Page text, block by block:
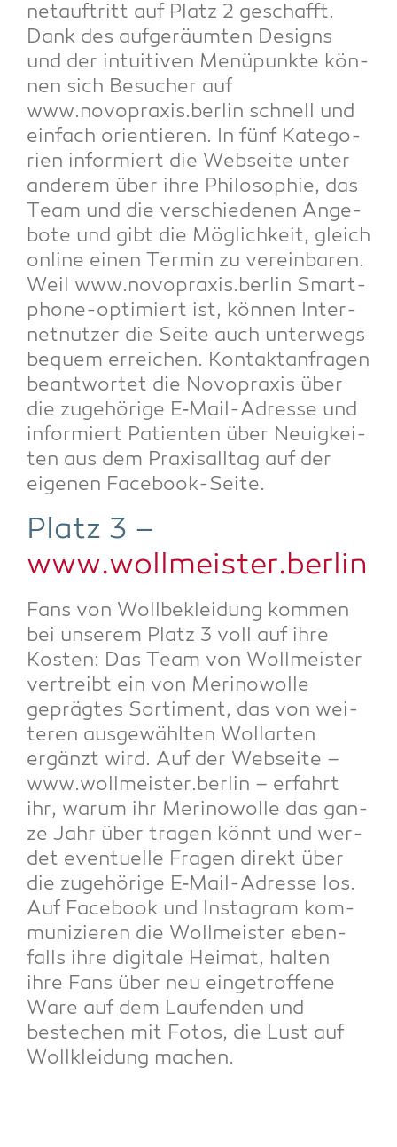
net­auf­tritt auf Platz 2 geschafft.
Dank des auf­ge­räum­ten Designs
und der intui­ti­ven Menü­punk­te kön­
nen sich Besu­cher auf
www.novopraxis.berlin schnell und
ein­fach ori­en­tie­ren. In fünf Kate­go­
rien infor­miert die Web­sei­te unter
ande­rem über ihre Phi­lo­so­phie, das
Team und die ver­schie­de­nen Ange­
bo­te und gibt die Mög­lich­keit, gleich
online einen Ter­min zu ver­ein­ba­ren.
Weil www.novopraxis.berlin Smart­
phone-opti­miert ist, kön­nen Inter­
net­nut­zer die Sei­te auch unter­wegs
bequem errei­chen. Kon­takt­an­fra­gen
beant­wor­tet die Novo­pra­xis über
die zuge­hö­ri­ge E‑Mail-Adres­se und
infor­miert Pati­en­ten über Neu­ig­kei­
ten aus dem Pra­xis­all­tag auf der
eige­nen Facebook-Seite.
Platz 3 –
www.wollmeister.berlin
Fans von Woll­be­klei­dung kom­men
bei unse­rem Platz 3 voll auf ihre
Kos­ten: Das Team von Woll­meis­ter
ver­treibt ein von Meri­no­wol­le
gepräg­tes Sor­ti­ment, das von wei­
te­ren aus­ge­wähl­ten Woll­ar­ten
ergänzt wird. Auf der Web­sei­te –
www.wollmeister.berlin – erfahrt
ihr, war­um ihr Meri­no­wol­le das gan­
ze Jahr über tra­gen könnt und wer­
det even­tu­el­le Fra­gen direkt über
die zuge­hö­ri­ge E‑Mail-Adres­se los.
Auf Face­book und Insta­gram kom­
mu­ni­zie­ren die Woll­meis­ter eben­
falls ihre digi­ta­le Hei­mat, hal­ten
ihre Fans über neu ein­ge­trof­fe­ne
Ware auf dem Lau­fen­den und
bestechen mit Fotos, die Lust auf
Woll­klei­dung machen.